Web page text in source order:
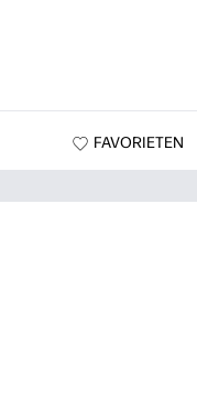
FAVORIETEN